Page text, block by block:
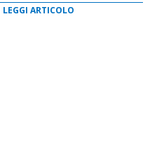
LEGGI ARTICOLO